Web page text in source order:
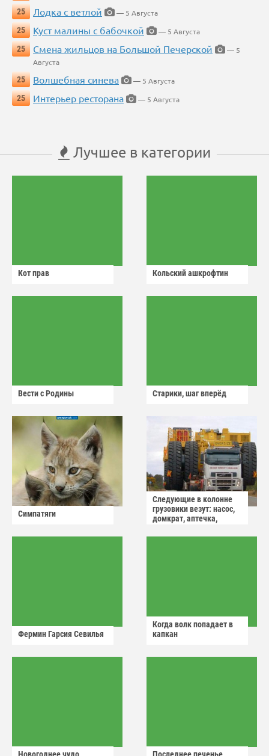
25
Лодка с ветлой
— 5 Августа
25
Куст малины с бабочкой
— 5 Августа
25
Смена жильцов на Большой Печерской
— 5
Августа
25
Волшебная синева
— 5 Августа
25
Интерьер ресторана — 5 Августа
Лучшее в категории
Кот прав Кольский ашкрофтин
Вести с Родины Старики, шаг вперёд
Симпатяги
Следующие в колонне
грузовики везут: насос,
домкрат, аптечка,
Фермин Гарсия Севилья
Когда волк попадает в
капкан